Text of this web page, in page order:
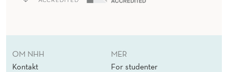
OM NHH
Kontakt
MER
For studenter